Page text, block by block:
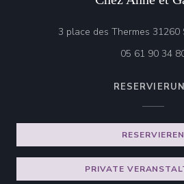
3 place des Thermes 31260
05 61 90 34
RESERVIEREN
PRIVATE